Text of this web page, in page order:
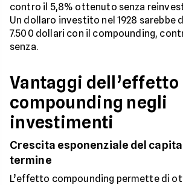
contro il 5,8% ottenuto senza
Un dollaro investito nel 1928
7.500 dollari con il compounding,
senza.
Vantaggi dell’effetto
compounding negli
investimenti
Crescita esponenziale del
termine
L’effetto compounding permette di